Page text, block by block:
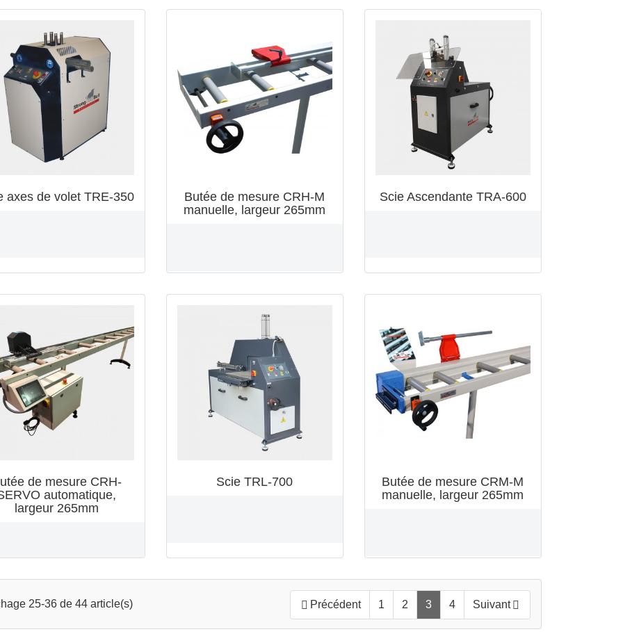
axes de volet TRE-350
Butée de mesure CRH-M
manuelle, largeur 265mm
Scie Ascendante TRA-600
de mesure CRH-
automatique,
largeur 265mm
Scie TRL-700
Butée de mesure CRM-M
manuelle, largeur 265mm
25-36 de 44 article(s)  Précédent 1 2 3 4 Suivant 